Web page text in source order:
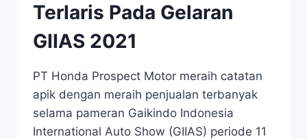
Terlaris Pada Gelaran
GIIAS 2021
PT Honda Prospect Motor meraih catatan
apik dengan meraih penjualan terbanyak
selama pameran Gaikindo Indonesia
International Auto Show (GIIAS) periode 11